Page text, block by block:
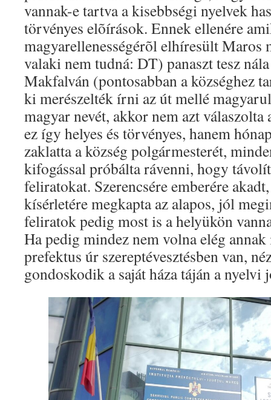
vannak-e tartva a kisebbségi nyelvek
törvényes elõírások. Ennek ellenére
magyarellenességérõl elhíresült Maros
valaki nem tudná: DT) panaszt tesz
Makfalván (pontosabban a községhez
ki merészelték írni az út mellé
magyar nevét, akkor nem azt válaszolta
ez így helyes és törvényes, hanem
zaklatta a község polgármesterét,
kifogással próbálta rávenni, hogy
feliratokat. Szerencsére emberére
kísérletére megkapta az alapos, jól
feliratok pedig most is a helyükön
Ha pedig mindez nem volna elég
prefektus úr szereptévesztésben van,
gondoskodik a saját háza táján a nyelvi